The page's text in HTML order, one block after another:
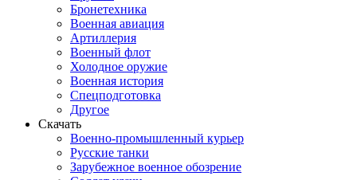
Бронетехника
Военная авиация
Артиллерия
Военный флот
Холодное оружие
Военная история
Спецподготовка
Другое
Скачать
Военно-промышленный курьер
Русские танки
Зарубежное военное обозрение